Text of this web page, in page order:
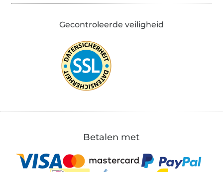
Gecontroleerde veiligheid
Betalen met